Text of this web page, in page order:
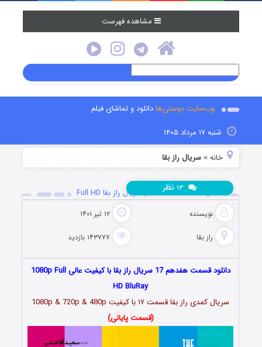
مشاهده فهرست
وب‌سایت دوستی‌هادانلود و تماشای فیلم
شنبه ۱۷ مرداد ۱۴۰۵
خانه »سریال راز بقا
دانلود قسمت 17 هفدهم سریال راز بقا Full HD
نویسنده ۱۲ تیر ۱۴۰۱
راز بقا ۱۴۳۷۷۷ بازدید
نظر
دانلود قسمت هفدهم 17 سریال راز بقا با کیفیت عالی 1080p Full
HD BluRay
سریال کمدی راز بقا قسمت۱۷با کیفیت 1080p & 720p & 480p
(قسمت پایانی)